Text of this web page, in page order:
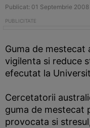
Publicat: 01 Septembrie 2008
Guma de mestecat
vigilenta si reduce
efecutat la
Cercetatorii
guma de mestecat
provocata si